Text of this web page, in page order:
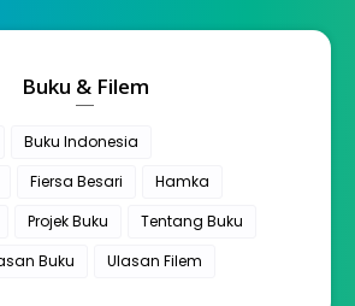
Buku & Filem
Buku Indonesia
Fiersa Besari
Hamka
Projek Buku
Tentang Buku
Buku Ulasan Filem